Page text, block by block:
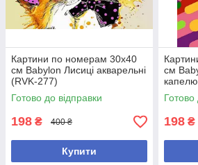
Картини по номерам 30х40
см Babylon Лисиці акварельні
(RVK-277)
Готово до відправки
198 ₴ 400 ₴
Купити
см
Готово
198 ₴